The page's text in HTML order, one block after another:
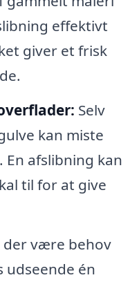
effektivt
giver et frisk
Selv
kan miste
En afslibning kan
til for at give
der være behov
én